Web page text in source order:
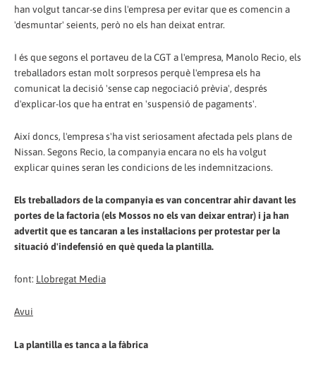
han volgut tancar-se dins l'empresa per evitar que es comencin a
'desmuntar' seients, però no els han deixat entrar.
I és que segons el portaveu de la CGT a l'empresa, Manolo Recio, els
treballadors estan molt sorpresos perquè l'empresa els ha
comunicat la decisió 'sense cap negociació prèvia', després
d'explicar-los que ha entrat en 'suspensió de pagaments'.
Així doncs, l'empresa s'ha vist seriosament afectada pels plans de
Nissan. Segons Recio, la companyia encara no els ha volgut
explicar quines seran les condicions de les indemnitzacions.
Els treballadors de la companyia es van concentrar ahir davant les
portes de la factoria (els Mossos no els van deixar entrar) i ja han
advertit que es tancaran a les instal·lacions per protestar per la
situació d'indefensió en què queda la plantilla.
font: Llobregat Media
Avui
La plantilla es tanca a la fàbrica